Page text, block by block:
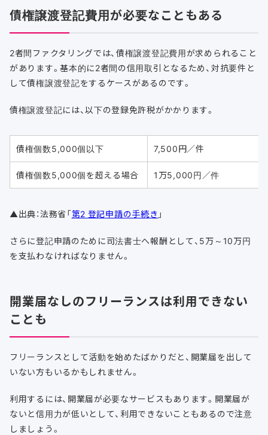
債権譲渡登記費用が必要なこともある
2者間ファクタリングでは、債権譲渡登記費用が求められること
があります。基本的に2者間の信用取引となるため、対抗要件と
して債権譲渡登記をするケースがあるのです。
債権譲渡登記には、以下の登録免許税がかかります。
債権個数5,000個以下 7,500円／件
債権個数5,000個を超える場合 1万5,000円／件
▲出典：法務省「第2 登記申請の手続き 」
さらに登記申請のために司法書士へ報酬として、5万～10万円
を支払わなければなりません。
開業届なしのフリーランスは利用できない
ことも
フリーランスとして活動を始めたばかりだと、開業届を出して
いない方もいるかもしれません。
利用するには、開業届が必要なサービスもあります。開業届が
ないと信用力が低いとして、利用できないこともあるので注意
しましょう。